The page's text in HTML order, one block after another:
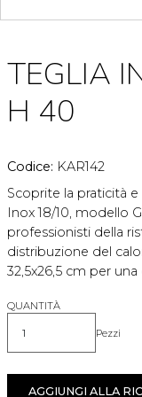
TEGLIA
H 40
Codice: KAR142
Scoprite la praticità e
Inox 18/10, modello
professionisti della
distribuzione del
32,5x26,5 cm per
QUANTITÀ
Quantità Pezzi
AGGIUNGI ALLA